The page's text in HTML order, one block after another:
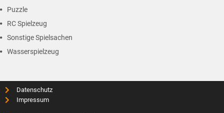
Puzzle
RC Spielzeug
Sonstige Spielsachen
Wasserspielzeug
Datenschutz
Impressum